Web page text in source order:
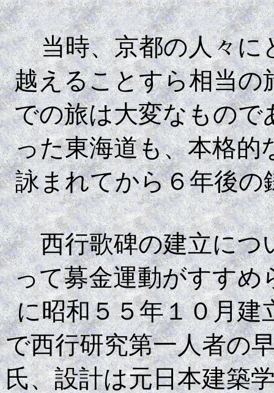
当時、京都の人々に
越えることすら相当の
での旅は大変なもので
った東海道も、本格的
詠まれてから６年後の
西行歌碑の建立につ
って募金運動がすすめ
に昭和５５年１０月建
で西行研究第一人者の
氏、設計は元日本建築